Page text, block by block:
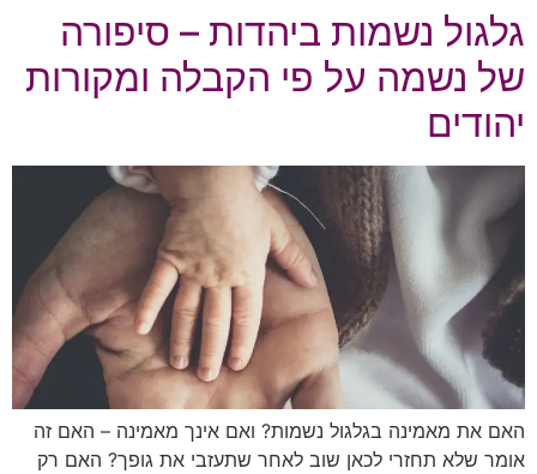
גלגול נשמות ביהדות – סיפורה
של נשמה על פי הקבלה ומקורות
יהודים
האם את מאמינה בגלגול נשמות? ואם אינך מאמינה – האם זה
אומר שלא תחזרי לכאן שוב לאחר שתעזבי את גופך? האם רק